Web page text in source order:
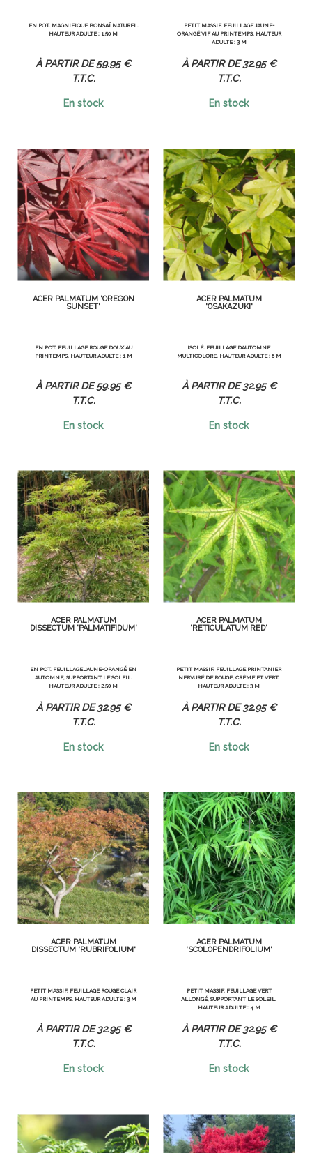
EN POT. MAGNIFIQUE BONSAÏ NATUREL.
HAUTEUR ADULTE : 1,50 M
59.95 €
T.T.C.
En stock
PETIT MASSIF. FEUILLAGE JAUNE-
ORANGÉ VIF AU PRINTEMPS. HAUTEUR
ADULTE : 3 M
32.95 €
T.T.C.
En stock
ACER PALMATUM 'OREGON
SUNSET'
EN POT. FEUILLAGE ROUGE DOUX AU
PRINTEMPS. HAUTEUR ADULTE : 1 M
59.95 €
T.T.C.
En stock
ACER PALMATUM
'OSAKAZUKI'
ISOLÉ. FEUILLAGE D'AUTOMNE
MULTICOLORE. HAUTEUR ADULTE : 6 M
32.95 €
T.T.C.
En stock
ACER PALMATUM
DISSECTUM 'PALMATIFIDUM'
EN POT. FEUILLAGE JAUNE-ORANGÉ EN
AUTOMNE, SUPPORTANT LE SOLEIL.
HAUTEUR ADULTE : 2,50 M
32.95 €
T.T.C.
En stock
ACER PALMATUM
'RETICULATUM RED'
PETIT MASSIF. FEUILLAGE PRINTANIER
NERVURÉ DE ROUGE, CRÈME ET VERT.
HAUTEUR ADULTE : 3 M
32.95 €
T.T.C.
En stock
ACER PALMATUM
DISSECTUM 'RUBRIFOLIUM'
PETIT MASSIF. FEUILLAGE ROUGE CLAIR
AU PRINTEMPS. HAUTEUR ADULTE : 3 M
32.95 €
T.T.C.
En stock
ACER PALMATUM
'SCOLOPENDRIFOLIUM'
PETIT MASSIF. FEUILLAGE VERT
ALLONGÉ, SUPPORTANT LE SOLEIL.
HAUTEUR ADULTE : 4 M
32.95 €
T.T.C.
En stock